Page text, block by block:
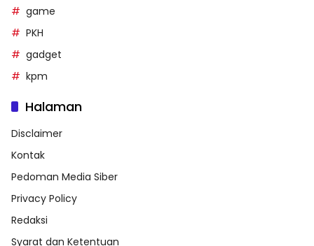
game
PKH
gadget
kpm
Halaman
Disclaimer
Kontak
Pedoman Media Siber
Privacy Policy
Redaksi
Syarat dan Ketentuan